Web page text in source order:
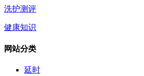
洗护测评
健康知识
网站分类
延时